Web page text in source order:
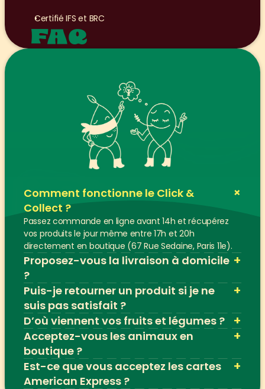
Certifié IFS et BRC
Comment fonctionne le Click &
Collect ?
+
Passez commande en ligne avant 14h et récupérez
vos produits le jour même entre 17h et 20h
directement en boutique (67 Rue Sedaine, Paris 11e).
Proposez-vous la livraison à domicile
?
+
Puis-je retourner un produit si je ne
suis pas satisfait ?
+
D’où viennent vos fruits et légumes ? +
Acceptez-vous les animaux en
boutique ?
+
Est-ce que vous acceptez les cartes
American Express ?
+
FAQ